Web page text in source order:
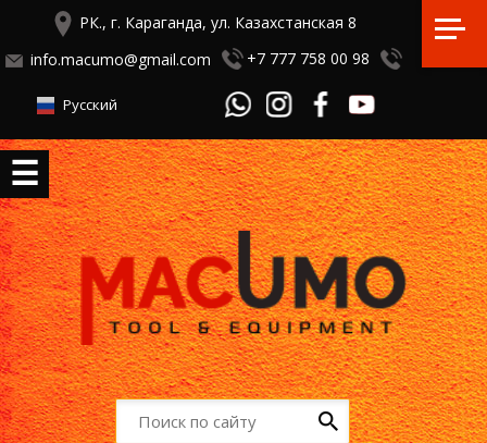
РК., г. Караганда, ул. Казахстанская 8
info.macumo@gmail.com
+7 777 758 00 98
Русский
☰